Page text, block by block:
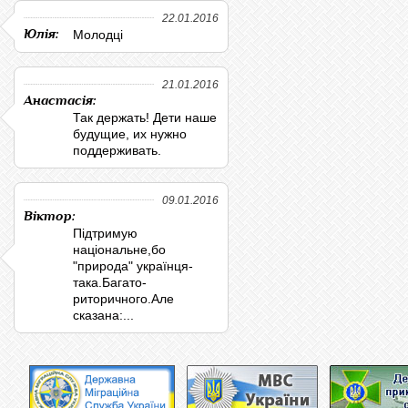
22.01.2016
Юлія: Молодці
21.01.2016
Анастасія:
Так держать! Дети наше
будущие, их нужно
поддерживать.
09.01.2016
Віктор:
Підтримую
національне,бо
"природа" українця-
така.Багато-
риторичного.Але
сказана:...